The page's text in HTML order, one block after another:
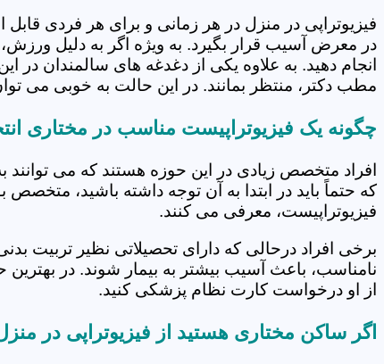
فیزیوتراپی در منزل در هر زمانی و برای هر فردی
در معرض آسیب قرار بگیرد. به ویژه اگر به دلیل
انجام دهید. به علاوه یکی از دغدغه های سالمندان در
مطب دکتر، منتظر بمانند. در این حالت به خوبی می
چگونه یک فیزیوتراپیست مناسب در مختاری
افراد متخصص زیادی در این حوزه هستند که می
که حتماً باید در ابتدا به آن توجه داشته باشید،
فیزیوتراپیست، معرفی می کنند.
برخی افراد درحالی که دارای تحصیلاتی نظیر تربیت
نامناسب، باعث آسیب بیشتر به بیمار شوند. در
از او درخواست کارت نظام پزشکی کنید.
اگر ساکن مختاری هستید از فیزیوتراپی در